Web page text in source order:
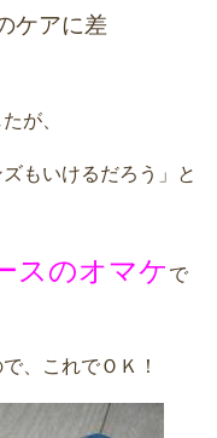
ケアに差
が、
もいけるだろう」と
スのオマケ で
、これでＯＫ！